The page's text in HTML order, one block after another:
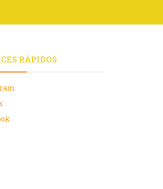
RÁPIDOS